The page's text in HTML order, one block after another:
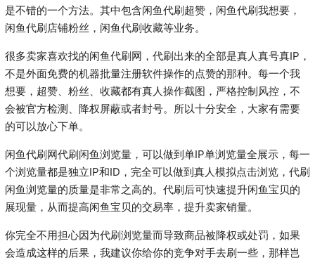
是不错的一个方法。其中包含闲鱼代刷超赞，闲鱼代刷我想要，
闲鱼代刷店铺粉丝，闲鱼代刷收藏等业务。
很多卖家喜欢找的闲鱼代刷网，代刷出来的全部是真人真号真IP，
不是外面免费的机器批量注册软件操作的点赞的那种。每一个我
想要，超赞、粉丝、收藏都有真人操作截图，严格控制风控，不
会被官方检测、降权屏蔽或者封号。所以十分安全，大家有需要
的可以放心下单。
闲鱼代刷网代刷闲鱼浏览量，可以做到单IP单浏览量全展示，每一
个浏览量都是独立IP和ID，完全可以做到真人模拟点击浏览，代刷
闲鱼浏览量的质量是非常之高的。代刷后可快速提升闲鱼宝贝的
展现量，从而提高闲鱼宝贝的交易率，提升卖家销量。
你完全不用担心因为代刷浏览量而导致商品被降权或处罚，如果
会造成这样的后果，我建议你给你的竞争对手去刷一些，那样岂